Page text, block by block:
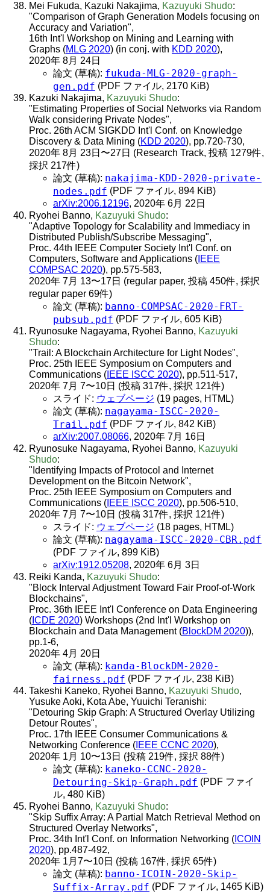
Mei Fukuda, Kazuki Nakajima, Kazuyuki Shudo:
"Comparison of Graph Generation Models focusing on
Accuracy and Variation",
16th Int'l Workshop on Mining and Learning with
Graphs (MLG 2020) (in conj. with KDD 2020),
2020年 8月 24日
論文 (草稿): fukuda-MLG-2020-graph-
gen.pdf (PDF ファイル, 2170 KiB)
Kazuki Nakajima, Kazuyuki Shudo:
"Estimating Properties of Social Networks via Random
Walk considering Private Nodes",
Proc. 26th ACM SIGKDD Int'l Conf. on Knowledge
Discovery & Data Mining (KDD 2020), pp.720-730,
2020年 8月 23日〜27日 (Research Track, 投稿 1279件,
採択 217件)
論文 (草稿): nakajima-KDD-2020-private-
nodes.pdf (PDF ファイル, 894 KiB)
arXiv:2006.12196, 2020年 6月 22日
Ryohei Banno, Kazuyuki Shudo:
"Adaptive Topology for Scalability and Immediacy in
Distributed Publish/Subscribe Messaging",
Proc. 44th IEEE Computer Society Int'l Conf. on
Computers, Software and Applications ( IEEE
COMPSAC 2020), pp.575-583,
2020年 7月 13〜17日 (regular paper, 投稿 450件, 採択
regular paper 69件)
論文 (草稿): banno-COMPSAC-2020-FRT-
pubsub.pdf (PDF ファイル, 605 KiB)
Ryunosuke Nagayama, Ryohei Banno, Kazuyuki
Shudo:
"Trail: A Blockchain Architecture for Light Nodes",
Proc. 25th IEEE Symposium on Computers and
Communications ( IEEE ISCC 2020), pp.511-517,
2020年 7月 7〜10日 (投稿 317件, 採択 121件)
スライド: ウェブページ (19 pages, HTML)
論文 (草稿): nagayama-ISCC-2020-
Trail.pdf (PDF ファイル, 842 KiB)
arXiv:2007.08066, 2020年 7月 16日
Ryunosuke Nagayama, Ryohei Banno, Kazuyuki
Shudo:
"Identifying Impacts of Protocol and Internet
Development on the Bitcoin Network",
Proc. 25th IEEE Symposium on Computers and
Communications ( IEEE ISCC 2020), pp.506-510,
2020年 7月 7〜10日 (投稿 317件, 採択 121件)
スライド: ウェブページ (18 pages, HTML)
論文 (草稿): nagayama-ISCC-2020-CBR.pdf
(PDF ファイル, 899 KiB)
arXiv:1912.05208, 2020年 6月 3日
Reiki Kanda, Kazuyuki Shudo:
"Block Interval Adjustment Toward Fair Proof-of-Work
Blockchains",
Proc. 36th IEEE Int'l Conference on Data Engineering
( ICDE 2020) Workshops (2nd Int'l Workshop on
Blockchain and Data Management (BlockDM 2020)),
pp.1-6,
2020年 4月 20日
論文 (草稿): kanda-BlockDM-2020-
fairness.pdf (PDF ファイル, 238 KiB)
Takeshi Kaneko, Ryohei Banno, Kazuyuki Shudo,
Yusuke Aoki, Kota Abe, Yuuichi Teranishi:
"Detouring Skip Graph: A Structured Overlay Utilizing
Detour Routes",
Proc. 17th IEEE Consumer Communications &
Networking Conference ( IEEE CCNC 2020),
2020年 1月 10〜13日 (投稿 219件, 採択 88件)
論文 (草稿): kaneko-CCNC-2020-
Detouring-Skip-Graph.pdf (PDF ファイ
ル, 480 KiB)
Ryohei Banno, Kazuyuki Shudo:
"Skip Suffix Array: A Partial Match Retrieval Method on
Structured Overlay Networks",
Proc. 34th Int'l Conf. on Information Networking ( ICOIN
2020), pp.487-492,
2020年 1月7〜10日 (投稿 167件, 採択 65件)
論文 (草稿): banno-ICOIN-2020-Skip-
Suffix-Array.pdf (PDF ファイル, 1465 KiB)